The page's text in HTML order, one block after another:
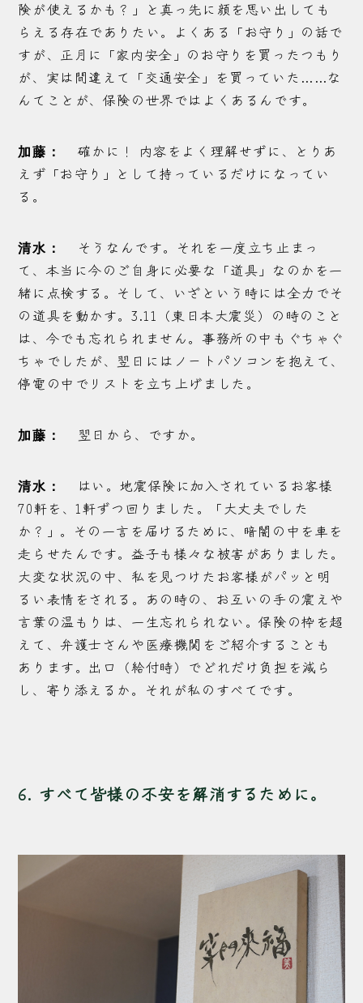
険が使えるかも？」と真っ先に顔を思い出しても
らえる存在でありたい。よくある「お守り」の話で
すが、正月に「家内安全」のお守りを買ったつもり
が、実は間違えて「交通安全」を買っていた……な
んてことが、保険の世界ではよくあるんです。
加藤：
確かに！ 内容をよく理解せずに、とりあ
えず「お守り」として持っているだけになってい
る。
清水：
そうなんです。それを一度立ち止まっ
て、本当に今のご自身に必要な「道具」なのかを一
緒に点検する。そして、いざという時には全力でそ
の道具を動かす。3.11（東日本大震災）の時のこと
は、今でも忘れられません。事務所の中もぐちゃぐ
ちゃでしたが、翌日にはノートパソコンを抱えて、
停電の中でリストを立ち上げました。
加藤： 翌日から、ですか。
清水：
はい。地震保険に加入されているお客様
70軒を、1軒ずつ回りました。「大丈夫でした
か？」。その一言を届けるために、暗闇の中を車を
走らせたんです。益子も様々な被害がありました。
大変な状況の中、私を見つけたお客様がパッと明
るい表情をされる。あの時の、お互いの手の震えや
言葉の温もりは、一生忘れられない。保険の枠を超
えて、弁護士さんや医療機関をご紹介することも
あります。出口（給付時）でどれだけ負担を減ら
し、寄り添えるか。それが私のすべてです。
6. すべて皆様の不安を解消するために。